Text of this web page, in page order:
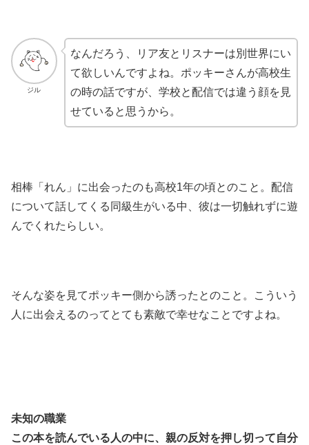
ジル
なんだろう、リア友とリスナーは別世界にい
て欲しいんですよね。ポッキーさんが高校生
の時の話ですが、学校と配信では違う顔を見
せていると思うから。
相棒「れん」に出会ったのも高校1年の頃とのこと。配信
について話してくる同級生がいる中、彼は一切触れずに遊
んでくれたらしい。
そんな姿を見てポッキー側から誘ったとのこと。こういう
人に出会えるのってとても素敵で幸せなことですよね。
未知の職業
この本を読んでいる人の中に、親の反対を押し切って自分